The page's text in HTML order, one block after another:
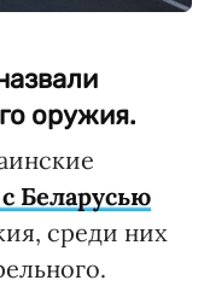
оружия.
Беларусью
среди них